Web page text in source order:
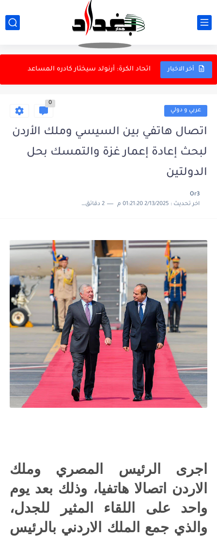
أخر الاخبار
مخرجات اجتماع ائتلاف إدارة الدولة
اتحاد الكرة: أرنولد سيختار كادره المساعد
الحشد الشعبي: السجن المؤبد لأحد عناصر داعش
بزشكيان: إيران قوية رغم الضغوط ومحاولات السيطرة
عربي و دولي
0
اتصال هاتفي بين السيسي وملك الأردن
لبحث إعادة إعمار غزة والتمسك بحل
الدولتين
Or3
اخر تحديث : 2/13/2025 01:21:20 م 2 دقائق للقراءة
اجرى الرئيس المصري وملك
الاردن اتصالا هاتفيا، وذلك بعد يوم
واحد على اللقاء المثير للجدل،
والذي جمع الملك الاردني بالرئيس